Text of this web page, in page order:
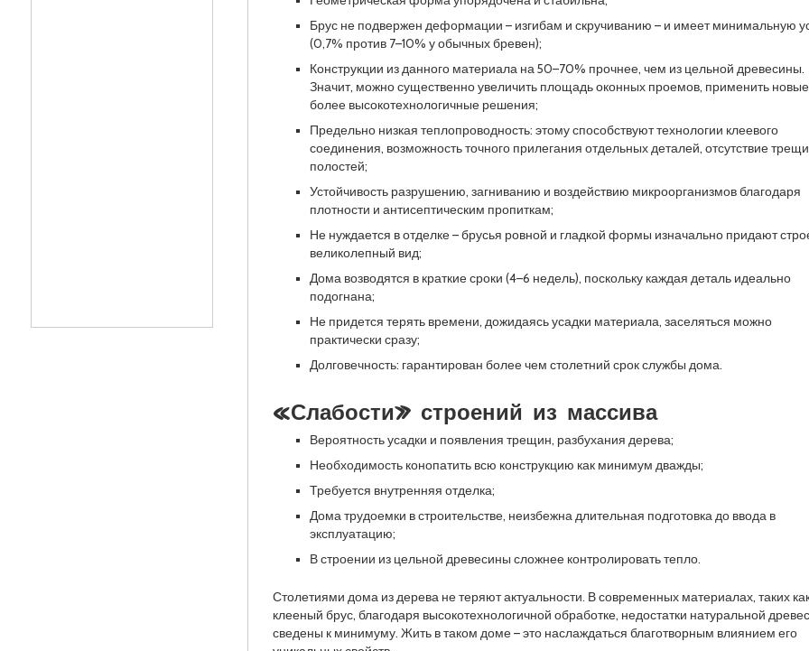
Брус не подвержен деформации – изгибам и скручиванию – и имеет минимальную
(0,7% против 7–10% у обычных бревен);
Конструкции из данного материала на 50–70% прочнее, чем из цельной древесины.
Значит, можно существенно увеличить площадь оконных проемов, применить
более высокотехнологичные решения;
Предельно низкая теплопроводность: этому способствуют технологии клеевого
соединения, возможность точного прилегания отдельных деталей, отсутствие
полостей;
Устойчивость разрушению, загниванию и воздействию микроорганизмов благодаря
плотности и антисептическим пропиткам;
Не нуждается в отделке – брусья ровной и гладкой формы изначально придают
великолепный вид;
Дома возводятся в краткие сроки (4–6 недель), поскольку каждая деталь идеально
подогнана;
Не придется терять времени, дожидаясь усадки материала, заселяться можно
практически сразу;
Долговечность: гарантирован более чем столетний срок службы дома.
«Слабости» строений из массива
Вероятность усадки и появления трещин, разбухания дерева;
Необходимость конопатить всю конструкцию как минимум дважды;
Требуется внутренняя отделка;
Дома трудоемки в строительстве, неизбежна длительная подготовка до ввода в
эксплуатацию;
В строении из цельной древесины сложнее контролировать тепло.
Столетиями дома из дерева не теряют актуальности. В современных материалах, таких
клееный брус, благодаря высокотехнологичной обработке, недостатки натуральной
сведены к минимуму. Жить в таком доме – это наслаждаться благотворным влиянием его